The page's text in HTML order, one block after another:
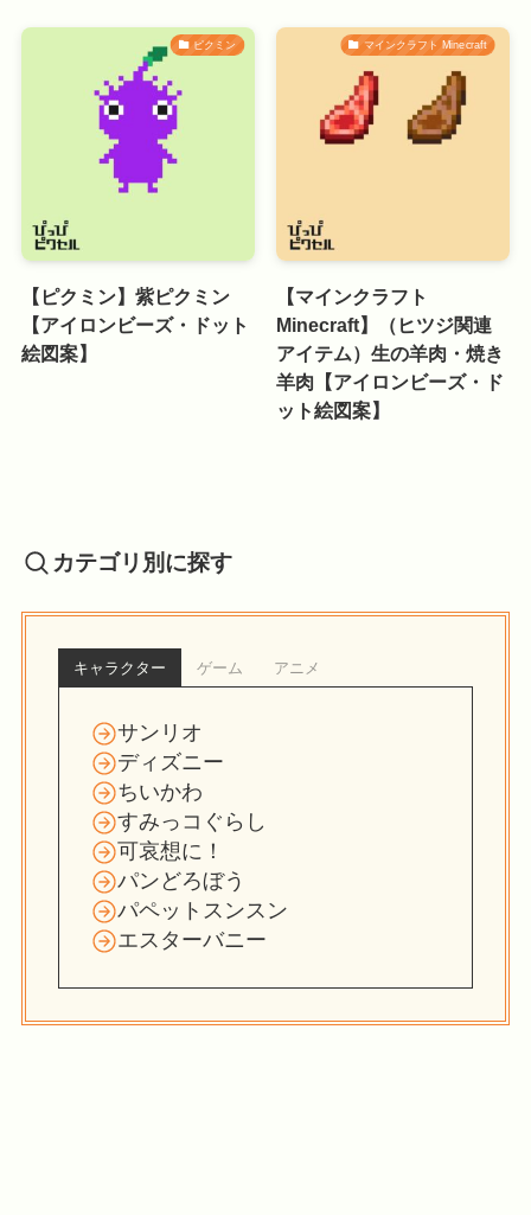
ピクミン
【ピクミン】紫ピクミン
【アイロンビーズ・ドット
絵図案】
マインクラフト Minecraft
【マインクラフト
Minecraft】（ヒツジ関連
アイテム）生の羊肉・焼き
羊肉【アイロンビーズ・ド
ット絵図案】
カテゴリ別に探す
キャラクター ゲーム アニメ
サンリオ
ディズニー
ちいかわ
すみっコぐらし
可哀想に！
パンどろぼう
パペットスンスン
エスターバニー